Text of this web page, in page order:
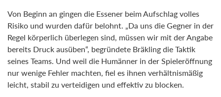
Von Beginn an gingen die Essener beim Aufschlag volles
Risiko und wurden dafür belohnt. „Da uns die Gegner in der
Regel körperlich überlegen sind, müssen wir mit der Angabe
bereits Druck ausüben“, begründete Bräkling die Taktik
seines Teams. Und weil die Humänner in der Spieleröffnung
nur wenige Fehler machten, fiel es ihnen verhältnismäßig
leicht, stabil zu verteidigen und effektiv zu blocken.